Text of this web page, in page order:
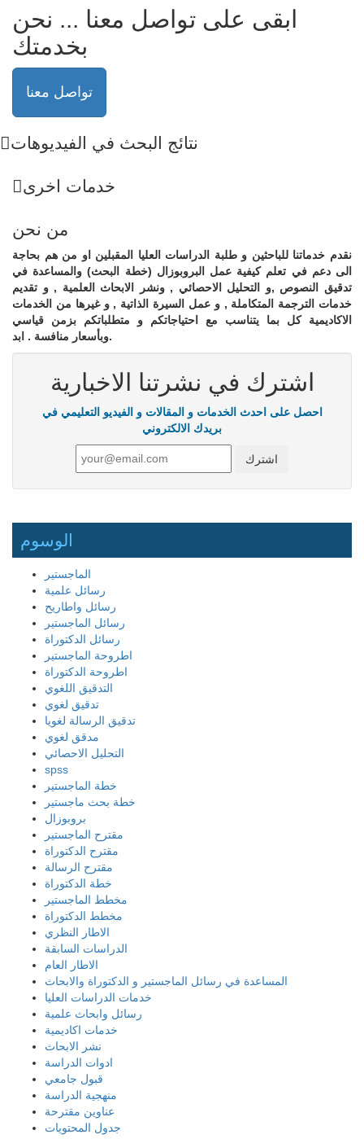
ابقى على تواصل معنا ... نحن
بخدمتك
تواصل معنا
نتائج البحث في الفيديوهات
خدمات اخرى
من نحن
نقدم خدماتنا للباحثين و طلبة الدراسات العليا المقبلين او من هم بحاجة
الى دعم في تعلم كيفية عمل البروبوزال (خطة البحث) والمساعدة في
تدقيق النصوص ,و التحليل الاحصائي , ونشر الابحاث العلمية , و تقديم
خدمات الترجمة المتكاملة , و عمل السيرة الذاتية , و غيرها من الخدمات
الاكاديمية كل بما يتناسب مع احتياجاتكم و متطلباتكم بزمن قياسي
وبأسعار منافسة . ابد.
اشترك في نشرتنا الاخبارية
احصل على احدث الخدمات و المقالات و الفيديو التعليمي في
بريدك الالكتروني
الوسوم
الماجستير
رسائل علمية
رسائل واطاريح
رسائل الماجستير
رسائل الدكتوراة
اطروحة الماجستير
اطروحة الدكتوراة
التدقيق اللغوي
تدقيق لغوي
تدقيق الرسالة لغويا
مدقق لغوي
التحليل الاحصائي
spss
خطة الماجستير
خطة بحث ماجستير
بروبوزال
مقترح الماجستير
مقترح الدكتوراة
مقترح الرسالة
خطة الدكتوراة
مخطط الماجستير
مخطط الدكتوراة
الاطار النظري
الدراسات السابقة
الاطار العام
المساعدة في رسائل الماجستير و الدكتوراة والابحاث
خدمات الدراسات العليا
رسائل وابحاث علمية
خدمات اكاديمية
نشر الابحاث
ادوات الدراسة
قبول جامعي
منهجية الدراسة
عناوين مقترحة
جدول المحتويات